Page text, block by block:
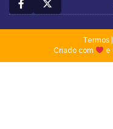
Termos|
Criado com
e